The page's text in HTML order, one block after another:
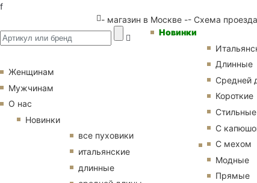
f
- магазин в Москве -- Схема
Новинки
Длинные
Средней
Короткие
Стильные
С
С мехом
Модные
Прямые
Женщинам
Мужчинам
О нас
Новинки
все пуховики
итальянские
длинные